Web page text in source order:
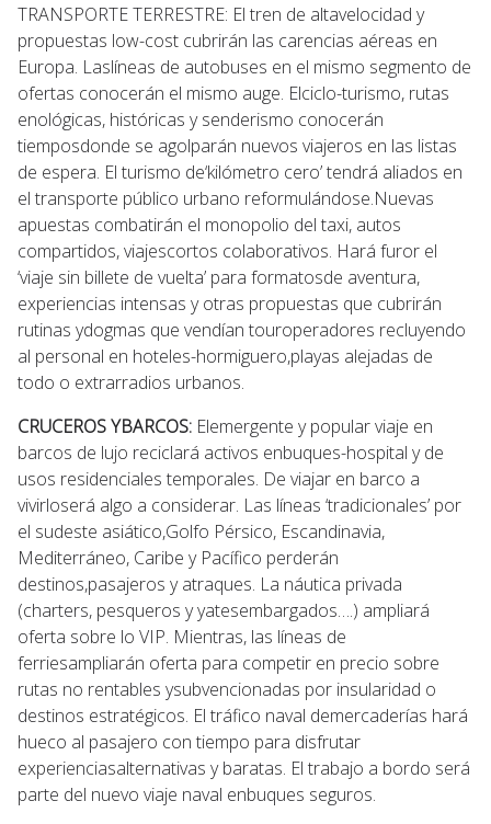
TRANSPORTE TERRESTRE: El tren de altavelocidad y
propuestas low-cost cubrirán las carencias aéreas en
Europa. Laslíneas de autobuses en el mismo segmento de
ofertas conocerán el mismo auge. Elciclo-turismo, rutas
enológicas, históricas y senderismo conocerán
tiemposdonde se agolparán nuevos viajeros en las listas
de espera. El turismo de‘kilómetro cero’ tendrá aliados en
el transporte público urbano reformulándose.Nuevas
apuestas combatirán el monopolio del taxi, autos
compartidos, viajescortos colaborativos. Hará furor el
‘viaje sin billete de vuelta’ para formatosde aventura,
experiencias intensas y otras propuestas que cubrirán
rutinas ydogmas que vendían touroperadores recluyendo
al personal en hoteles-hormiguero,playas alejadas de
todo o extrarradios urbanos.
CRUCEROS YBARCOS: Elemergente y popular viaje en
barcos de lujo reciclará activos enbuques-hospital y de
usos residenciales temporales. De viajar en barco a
vivirloserá algo a considerar. Las líneas ‘tradicionales’ por
el sudeste asiático,Golfo Pérsico, Escandinavia,
Mediterráneo, Caribe y Pacífico perderán
destinos,pasajeros y atraques. La náutica privada
(charters, pesqueros y yatesembargados….) ampliará
oferta sobre lo VIP. Mientras, las líneas de
ferriesampliarán oferta para competir en precio sobre
rutas no rentables ysubvencionadas por insularidad o
destinos estratégicos. El tráfico naval demercaderías hará
hueco al pasajero con tiempo para disfrutar
experienciasalternativas y baratas. El trabajo a bordo será
parte del nuevo viaje naval enbuques seguros.